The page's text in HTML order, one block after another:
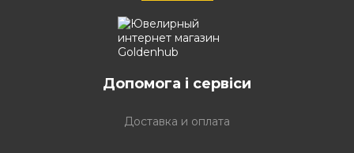
Допомога і сервіси
Доставка и оплата